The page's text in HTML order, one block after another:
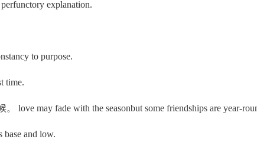
explanation.
to purpose.
time.
may fade with the seasonbut some friendships are year-
base and low.